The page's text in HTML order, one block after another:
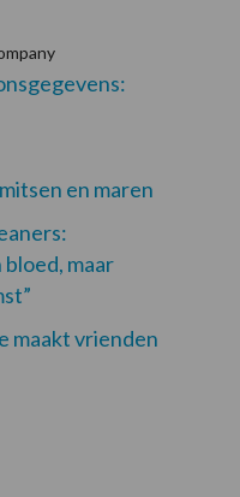
en maren
bloed, maar
maakt vrienden